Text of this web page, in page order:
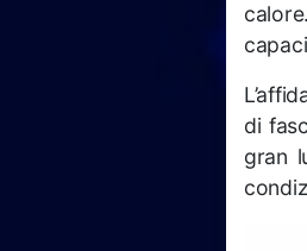
di
gran